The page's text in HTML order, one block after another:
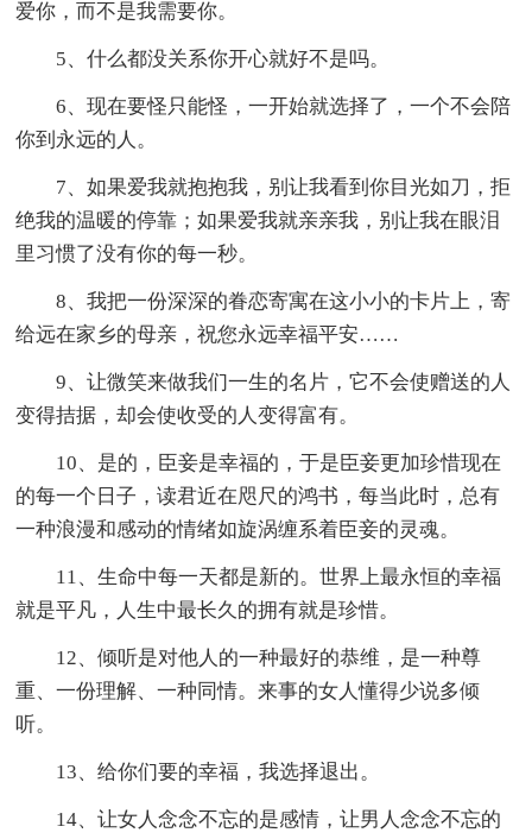
爱你，而不是我需要你。
5、什么都没关系你开心就好不是吗。
6、现在要怪只能怪，一开始就选择了，一个不会陪
你到永远的人。
7、如果爱我就抱抱我，别让我看到你目光如刀，拒
绝我的温暖的停靠；如果爱我就亲亲我，别让我在眼泪
里习惯了没有你的每一秒。
8、我把一份深深的眷恋寄寓在这小小的卡片上，寄
给远在家乡的母亲，祝您永远幸福平安……
9、让微笑来做我们一生的名片，它不会使赠送的人
变得拮据，却会使收受的人变得富有。
10、是的，臣妾是幸福的，于是臣妾更加珍惜现在
的每一个日子，读君近在咫尺的鸿书，每当此时，总有
一种浪漫和感动的情绪如旋涡缠系着臣妾的灵魂。
11、生命中每一天都是新的。世界上最永恒的幸福
就是平凡，人生中最长久的拥有就是珍惜。
12、倾听是对他人的一种最好的恭维，是一种尊
重、一份理解、一种同情。来事的女人懂得少说多倾
听。
13、给你们要的幸福，我选择退出。
14、让女人念念不忘的是感情，让男人念念不忘的